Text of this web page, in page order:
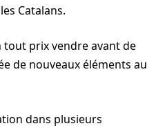
Catalans.
tout prix vendre avant de
de nouveaux éléments au
dans plusieurs